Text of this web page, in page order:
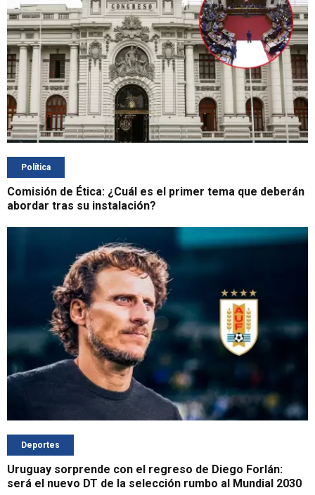
Política
Comisión de Ética: ¿Cuál es el primer tema que deberán
abordar tras su instalación?
Deportes
Uruguay sorprende con el regreso de Diego Forlán:
será el nuevo DT de la selección rumbo al Mundial 2030